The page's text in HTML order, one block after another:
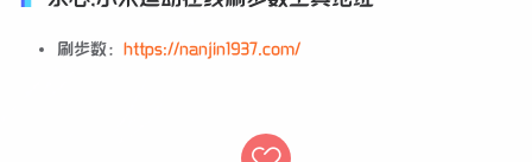
刷步数： https://nanjin1937.com/